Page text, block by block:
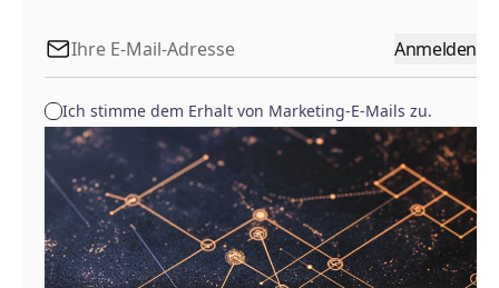
Anmelden
Ich stimme dem Erhalt von Marketing-E-Mails zu.